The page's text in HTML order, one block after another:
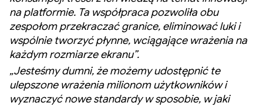
na platformie. Ta współpraca pozwoliła obu
zespołom przekraczać granice, eliminować luki i
wspólnie tworzyć płynne, wciągające wrażenia na
każdym rozmiarze ekranu”.
„Jesteśmy dumni, że możemy udostępnić te
ulepszone wrażenia milionom użytkowników i
wyznaczyć nowe standardy w sposobie, w jaki